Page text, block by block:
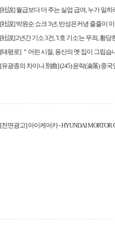
[社說] 월급보다 더 주는 실업 급여, 누가 일하
[社說] 박원순 쇼크 3년, 반성은커녕 줄줄이
[社說] 2년간 기소 3건, '1호 기소'는 무죄, 황
[태평로] ＂어린 시절, 용산의 옛 집이 그립습
[유광종의 차이나 別曲] (245) 윤락(淪落) 중국
[전면광고] 아이케어카 - HYUNDAI MORTOR